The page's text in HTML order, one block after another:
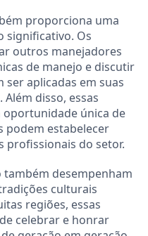
proporciona uma
significativo. Os
outros manejadores
de manejo e discutir
aplicadas em suas
disso, essas
única de
podem estabelecer
profissionais do setor.
também desempenham
culturais
regiões, essas
celebrar e honrar